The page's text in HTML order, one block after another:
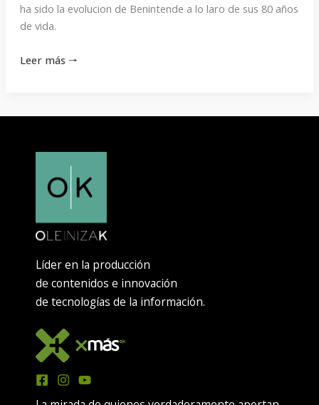
ha sido la evolucion de Benintende a lo laro de sus 80 años
de vida.
Leer más 🠒
Líder en la producción
de contenidos e innovación
de tecnologías de la información.